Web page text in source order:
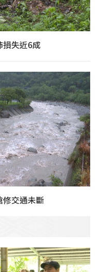
損失近6成
修交通未斷